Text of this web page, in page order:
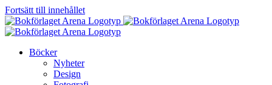
Fortsätt till innehållet
Böcker
Nyheter
Design